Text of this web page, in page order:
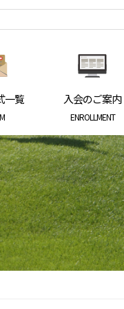
一覧 入会のご案内
ENROLLMENT